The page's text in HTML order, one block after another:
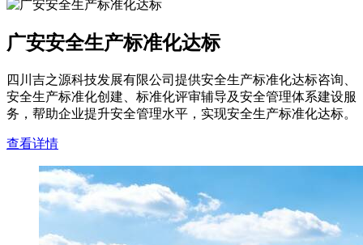
广安安全生产标准化达标
四川吉之源科技发展有限公司提供安全生产标准化达标咨询、
安全生产标准化创建、标准化评审辅导及安全管理体系建设服
务，帮助企业提升安全管理水平，实现安全生产标准化达标。
查看详情